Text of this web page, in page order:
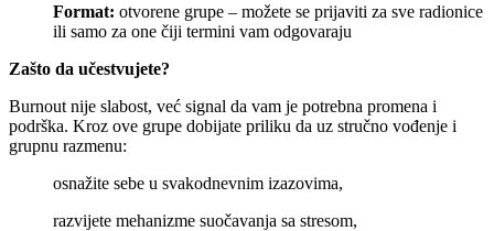
Format: otvorene grupe – možete se prijaviti za sve radionice
ili samo za one čiji termini vam odgovaraju
Zašto da učestvujete?
Burnout nije slabost, već signal da vam je potrebna promena i
podrška. Kroz ove grupe dobijate priliku da uz stručno vođenje i
grupnu razmenu:
osnažite sebe u svakodnevnim izazovima,
razvijete mehanizme suočavanja sa stresom,